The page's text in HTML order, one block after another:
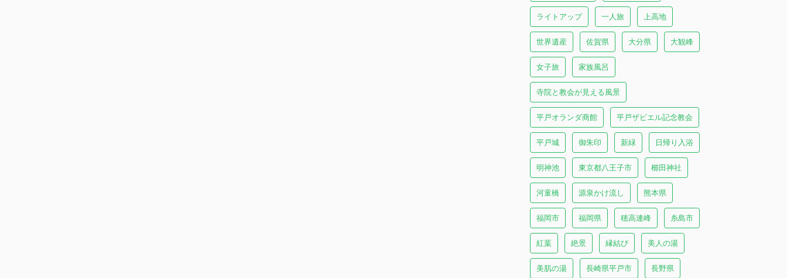
ライトアップ 一人旅 上高地
世界遺産 佐賀県 大分県 大観峰
女子旅 家族風呂
寺院と教会が見える風景
平戸オランダ商館 平戸ザビエル記念教会
平戸城 御朱印 新緑 日帰り入浴
明神池 東京都八王子市 櫛田神社
河童橋 源泉かけ流し 熊本県
福岡市 福岡県 穂高連峰 糸島市
紅葉 絶景 縁結び 美人の湯
美肌の湯 長崎県平戸市 長野県